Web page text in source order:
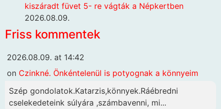
kiszáradt füvet 5- re vágták a Népkertben
2026.08.09.
Friss kommentek
2026.08.09. at 14:42
on Czinkné. Önkéntelenül is potyognak a könnyeim
Szép gondolatok.Katarzis,könnyek.Ráébredni
cselekedeteink súlyára ,számbavenni, mi...